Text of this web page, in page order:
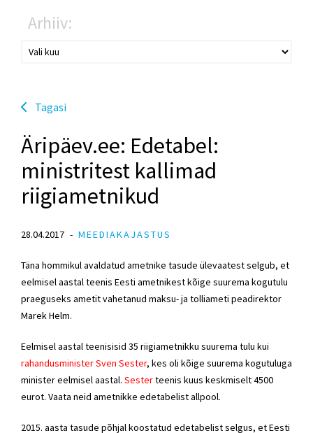
Arhiiv:
Tagasi
Äripäev.ee: Edetabel:
ministritest kallimad
riigiametnikud
28.04.2017 MEEDIAKAJASTUS
Täna hommikul avaldatud ametnike tasude ülevaatest selgub, et
eelmisel aastal teenis Eesti ametnikest kõige suurema kogutulu
praeguseks ametit vahetanud maksu- ja tolliameti peadirektor
Marek Helm.
Eelmisel aastal teenisisid 35 riigiametnikku suurema tulu kui
rahandusminister Sven Sester, kes oli kõige suurema kogutuluga
minister eelmisel aastal. Sesterteenis kuus keskmiselt 4500
eurot. Vaata neid ametnikke edetabelist allpool.
2015. aasta tasude põhjal koostatud edetabelist selgus, et Eesti